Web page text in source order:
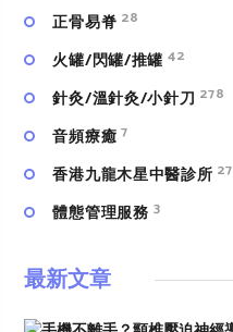
正骨易脊 28
火罐/閃罐/推罐 42
針灸/溫針灸/小針刀 278
⾳頻療癒 7
香港九龍木星中醫診所 27
體態管理服務 3
最新文章